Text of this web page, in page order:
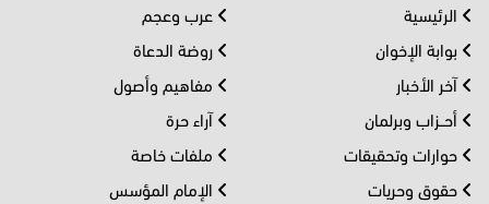
الرئيسية
بوابة الإخوان
آخر الأخبار
أحــزاب وبرلمان
حوارات وتحقيقات
حقوق وحريات
عرب وعجم
روضة الدعاة
مفاهيم وأصول
آراء حرة
ملفات خاصة
الإمام المؤسس